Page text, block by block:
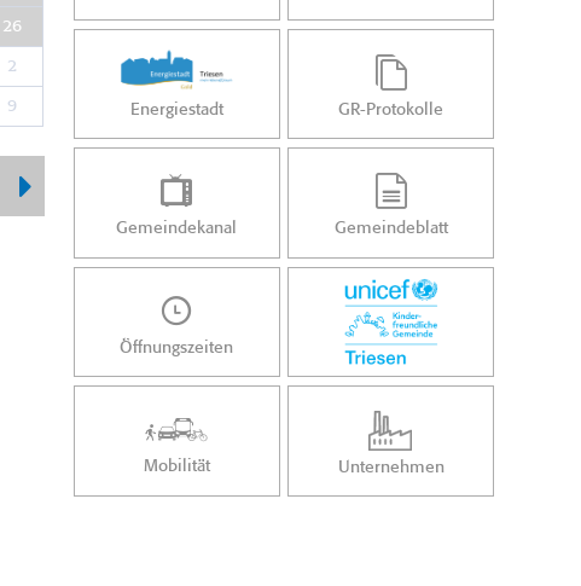
26
2
9 Energiestadt GR-Protokolle
Gemeindekanal Gemeindeblatt
Öffnungszeiten
Mobilität Unternehmen